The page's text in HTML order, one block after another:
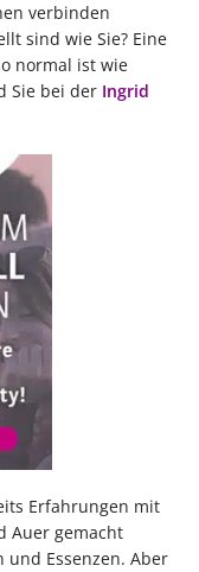
verbinden
sind wie Sie? Eine
normal ist wie
Sie bei der Ingrid
Erfahrungen mit
Auer gemacht
und Essenzen. Aber